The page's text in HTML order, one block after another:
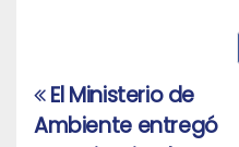
Navegación
El Ministerio de
Ambiente entregó